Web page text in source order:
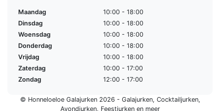
Maandag
10:00 - 18:00
Dinsdag
10:00 - 18:00
Woensdag
10:00 - 18:00
Donderdag
10:00 - 18:00
Vrijdag
10:00 - 18:00
Zaterdag
10:00 - 17:00
Zondag
12:00 - 17:00
© Honneloeloe Galajurken 2026 - Galajurken, Cocktailjurken,
Avondjurken, Feestjurkenen meer